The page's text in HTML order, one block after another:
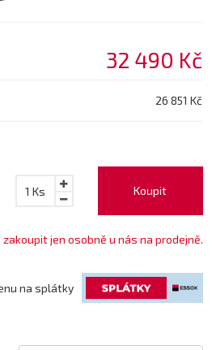
32 490 Kč
26 851 Kč
Koupit
1 Ks
jen osobně u nás na prodejně.
na splátky